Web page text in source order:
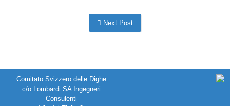
Next Post
Comitato Svizzero delle Dighe
c/o Lombardi SA Ingegneri
Consulenti